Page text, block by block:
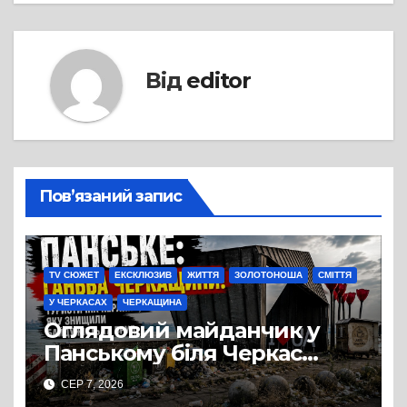
Від editor
Пов’язаний запис
TV СЮЖЕТ ЕКСКЛЮЗИВ ЖИТТЯ ЗОЛОТОНОША СМІТТЯ
У ЧЕРКАСАХ ЧЕРКАЩИНА
Оглядовий майданчик у
Панському біля Черкас
перетворився на занедбане
сміттєзвалище
СЕР 7, 2026